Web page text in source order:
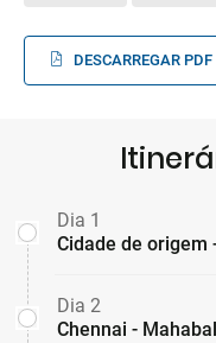
DESCARREGAR PDF
Dia 1
Cidade de origem
Dia 2
Chennai -